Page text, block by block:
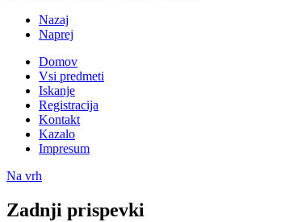
Nazaj
Naprej
Domov
Vsi predmeti
Iskanje
Registracija
Kontakt
Kazalo
Impresum
Na vrh
Zadnji prispevki